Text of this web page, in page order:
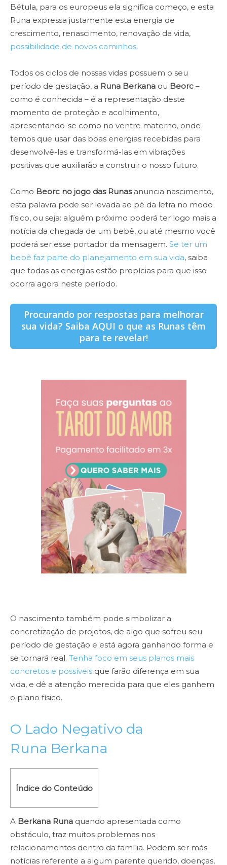
Bétula, para os europeus ela significa começo, e esta
Runa expressa justamente esta energia de
crescimento, renascimento, renovação da vida,
possibilidade de novos caminhos.
Todos os ciclos de nossas vidas possuem o seu
período de gestação, a Runa Berkana ou Beorc –
como é conhecida – é a representação deste
momento de proteção e acolhimento,
apresentando-se como no ventre materno, onde
temos que usar das boas energias recebidas para
desenvolvê-las e transformá-las em vibrações
positivas que auxiliarão a construir o nosso futuro.
Como Beorc no jogo das Runasanuncia nascimento,
esta palavra pode ser levada ao pé da letra no modo
físico, ou seja: alguém próximo poderá ter logo mais a
notícia da chegada de um bebê, ou até mesmo você
poderá ser esse portador da mensagem. Se ter um
bebê faz parte do planejamento em sua vida, saiba
que todas as energias estão propícias para que isso
ocorra agora neste período.
Procurando por respostas para melhorar
sua vida? Saiba AQUI o que as Runas têm
para te revelar!
O nascimento também pode simbolizar a
concretização de projetos, de algo que sofreu seu
período de gestação e está agora ganhando forma e
se tornará real. Tenha foco em seus planos mais
concretos e possíveis que farão diferença em sua
vida, e dê a atenção merecida para que eles ganhem
o plano físico.
O Lado Negativo da
Runa Berkana
Índice do Conteúdo
A Berkana Runa quando apresentada como
obstáculo, traz muitos problemas nos
relacionamentos dentro da família. Podem ser más
notícias referente a algum parente querido, doenças,